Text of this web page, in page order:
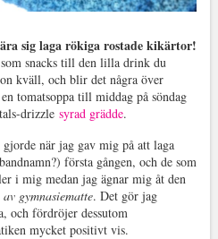
sig laga rökiga rostade kikärtor!
snacks till den lilla drink du
kväll, och blir det några över
tomatsoppa till middag på söndag
drizzle syrad grädde.
när jag gav mig på att laga
första gången, och de som
i mig medan jag ägnar mig åt den
gymnasiematte. Det gör jag
och fördröjer dessutom
mycket positivt vis.